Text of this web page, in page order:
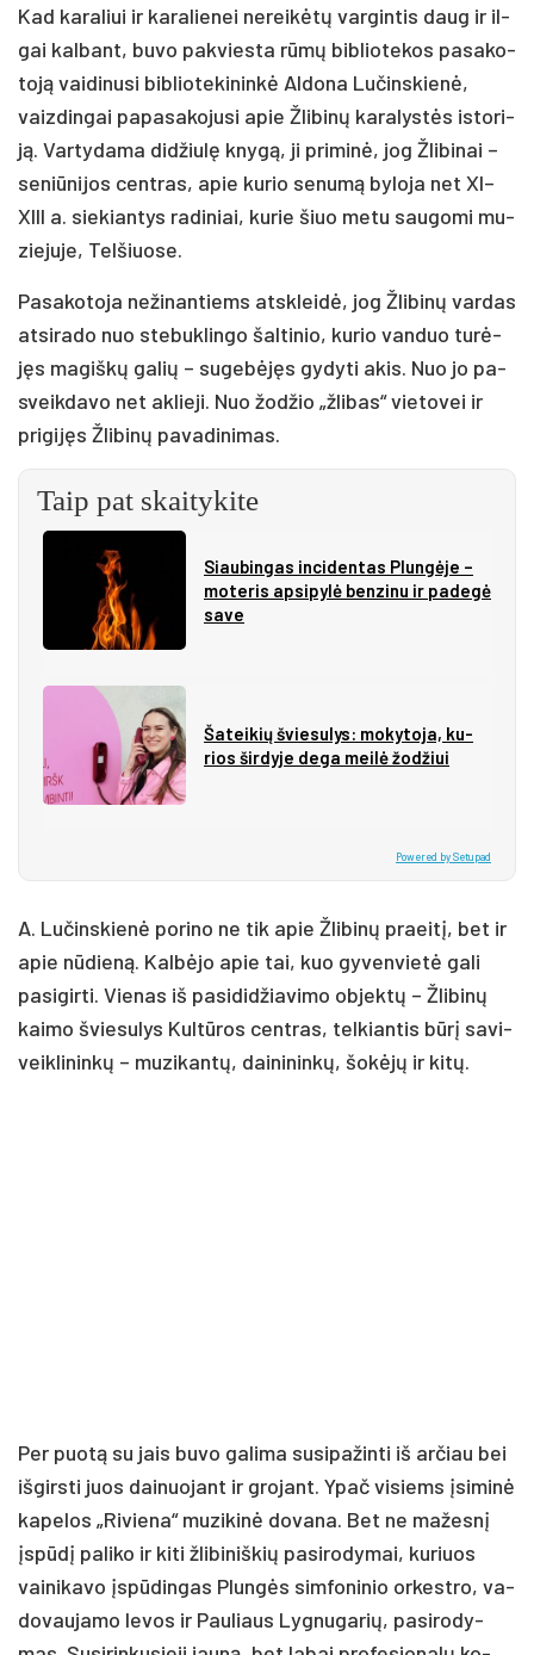
Kad ka­ra­liui ir ka­ra­lie­nei ne­rei­kė­tų var­gin­tis daug ir il­
gai kal­bant, bu­vo pa­kvies­ta rū­mų bib­lio­te­kos pa­sa­ko­
to­ją vai­di­nu­si bib­lio­te­ki­nin­kė Al­do­na Lu­čins­kie­nė,
vaiz­din­gai pa­pa­sa­ko­ju­si apie Žli­bi­nų ka­ra­lys­tės is­to­ri­
ją. Var­ty­da­ma di­džiu­lę kny­gą, ji pri­mi­nė, jog Žli­bi­nai –
se­niū­ni­jos cent­ras, apie ku­rio se­nu­mą by­lo­ja net XI–
XIII a. sie­kian­tys ra­di­niai, ku­rie šiuo me­tu sau­go­mi mu­
zie­ju­je, Tel­šiuo­se.
Pa­sa­ko­to­ja ne­ži­nan­tiems at­sklei­dė, jog Žli­bi­nų var­das
at­si­ra­do nuo ste­buk­lin­go šal­ti­nio, ku­rio van­duo tu­rė­
jęs ma­giš­kų ga­lių – su­ge­bė­jęs gy­dy­ti akis. Nuo jo pa­
sveik­da­vo net ak­lie­ji. Nuo žo­džio „žli­bas“ vie­to­vei ir
pri­gi­jęs Žli­bi­nų pa­va­di­ni­mas.
Taip pat skaitykite
Siau­bin­gas in­ci­den­tas Plun­gė­je –
mo­te­ris ap­si­py­lė ben­zi­nu ir pa­de­gė
sa­ve
Ša­tei­kių švie­su­lys: mo­ky­to­ja, ku­
rios šir­dy­je de­ga mei­lė žo­džiui
Powered by Setupad
A. Lu­čins­kie­nė po­ri­no ne tik apie Žli­bi­nų praei­tį, bet ir
apie nū­die­ną. Kal­bė­jo apie tai, kuo gy­ven­vie­tė ga­li
pa­si­gir­ti. Vie­nas iš pa­si­di­džia­vi­mo ob­jek­tų – Žli­bi­nų
kai­mo švie­su­lys Kul­tū­ros cent­ras, tel­kian­tis bū­rį sa­vi­
veik­li­nin­kų – mu­zi­kan­tų, dai­ni­nin­kų, šo­kė­jų ir ki­tų.
Per puo­tą su jais bu­vo ga­li­ma su­si­pa­žin­ti iš ar­čiau bei
iš­girs­ti juos dai­nuo­jant ir gro­jant. Ypač vi­siems įsi­mi­nė
ka­pe­los „Ri­vie­na“ mu­zi­ki­nė do­va­na. Bet ne ma­žes­nį
įspū­dį pa­li­ko ir ki­ti žli­bi­niš­kių pa­si­ro­dy­mai, ku­riuos
vai­ni­ka­vo įspū­din­gas Plun­gės sim­fo­ni­nio or­kest­ro, va­
do­vau­ja­mo Ie­vos ir Pau­liaus Lyg­nu­ga­rių, pa­si­ro­dy­